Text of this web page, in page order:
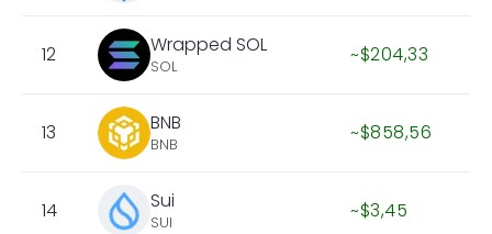
12 Wrapped SOL
SOL ~$204,33
13 BNB
BNB ~$858,56
14 Sui
SUI ~$3,45